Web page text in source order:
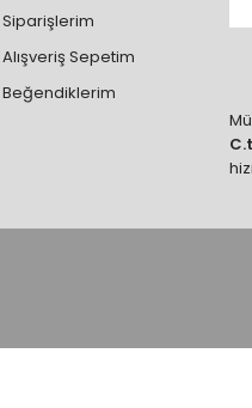
Siparişlerim
Alışveriş Sepetim
Beğendiklerim